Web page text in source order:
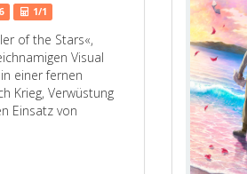
1/1
of the Stars«,
Visual
einer fernen
Krieg, Verwüstung
Einsatz von